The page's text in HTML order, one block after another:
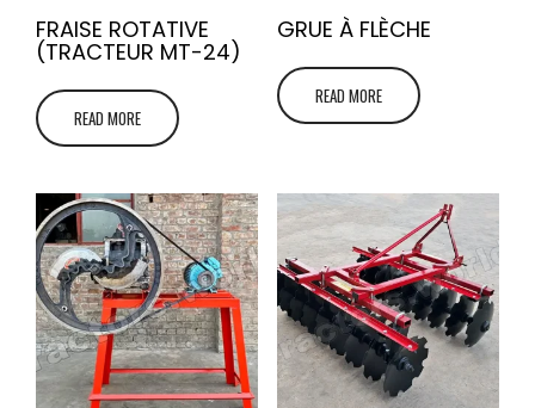
FRAISE ROTATIVE
(TRACTEUR MT-24)
READ MORE
GRUE À FLÈCHE
READ MORE